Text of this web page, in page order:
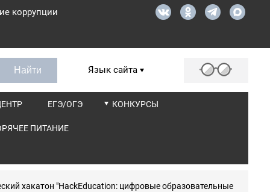
коррупции
Язык сайта
ЕГЭ/ОГЭ КОНКУРСЫ
ПИТАНИЕ
хакатон "HackEducation: цифровые образовательные